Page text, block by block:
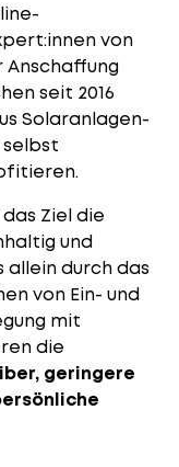
von
seit 2016
Solaranlagen-
selbst
Ziel die
und
allein durch das
von Ein- und
mit
die
geringere